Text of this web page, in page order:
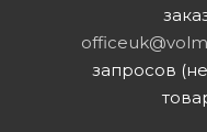
запросов